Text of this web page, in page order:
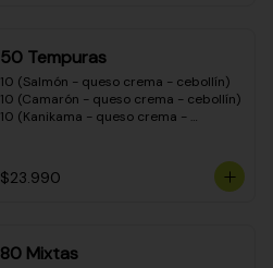
50 Tempuras
10 (Salmón - queso crema - cebollín)
10 (Camarón - queso crema - cebollín)
10 (Kanikama - queso crema -
crema - cebollín)
$23.990
80 Mixtas